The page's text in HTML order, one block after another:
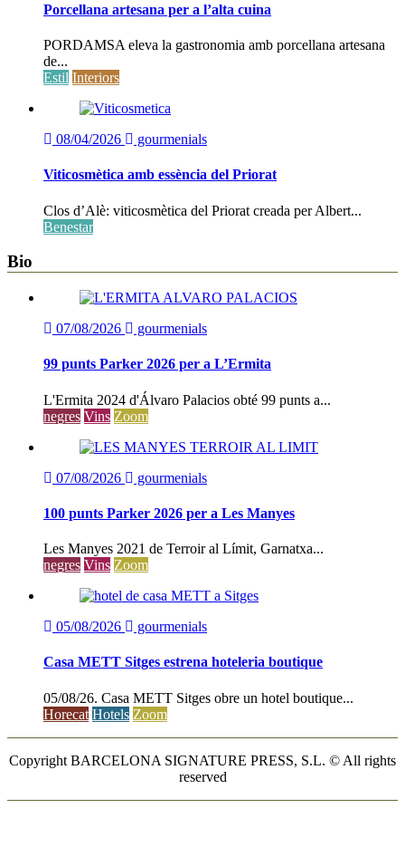
Porcellana artesana per a l’alta cuina
PORDAMSA eleva la gastronomia amb porcellana artesana
de...
Estil Interiors
08/04/2026 gourmenials
Viticosmètica amb essència del Priorat
Clos d’Alè: viticosmètica del Priorat creada per Albert...
Benestar
Bio
07/08/2026 gourmenials
99 punts Parker 2026 per a L’Ermita
L'Ermita 2024 d'Álvaro Palacios obté 99 punts a...
negres Vins Zoom
07/08/2026 gourmenials
100 punts Parker 2026 per a Les Manyes
Les Manyes 2021 de Terroir al Límit, Garnatxa...
negres Vins Zoom
05/08/2026 gourmenials
Casa METT Sitges estrena hoteleria boutique
05/08/26. Casa METT Sitges obre un hotel boutique...
Horecat Hotels Zoom
Copyright BARCELONA SIGNATURE PRESS, S.L. © All rights
reserved